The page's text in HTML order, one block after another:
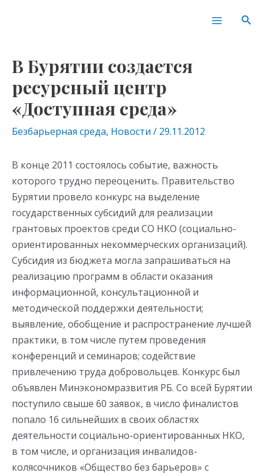
Main
В Бурятии создается
ресурсный центр
«Доступная среда»
Безбарьерная среда, Новости / 29.11.2012
В конце 2011 состоялось событие, важность
которого трудно переоценить. Правительство
Бурятии провело конкурс на выделение
государственных субсидий для реализации
грантовых проектов среди СО НКО (социально-
ориентированных некоммерческих организаций).
Субсидия из бюджета могла запрашиваться на
реализацию программ в области оказания
информационной, консультационной и
методической поддержки деятельности;
выявление, обобщение и распространение лучшей
практики, в том числе путем проведения
конференций и семинаров; содействие
привлечению труда добровольцев. Конкурс был
объявлен Минэкономразвития РБ. Со всей Бурятии
поступило свыше 60 заявок, в число финалистов
попало 16 сильнейших в своих областях
деятельности социально-ориентированных НКО,
в том числе, и организация инвалидов-
колясочников «Общество без барьеров» с